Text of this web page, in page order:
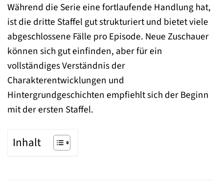
Während die Serie eine fortlaufende Handlung hat,
ist die dritte Staffel gut strukturiert und bietet viele
abgeschlossene Fälle pro Episode. Neue Zuschauer
können sich gut einfinden, aber für ein
vollständiges Verständnis der
Charakterentwicklungen und
Hintergrundgeschichten empfiehlt sich der Beginn
mit der ersten Staffel.
Inhalt